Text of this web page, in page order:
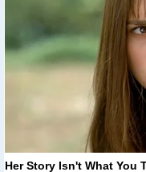
Her Story Isn't What You